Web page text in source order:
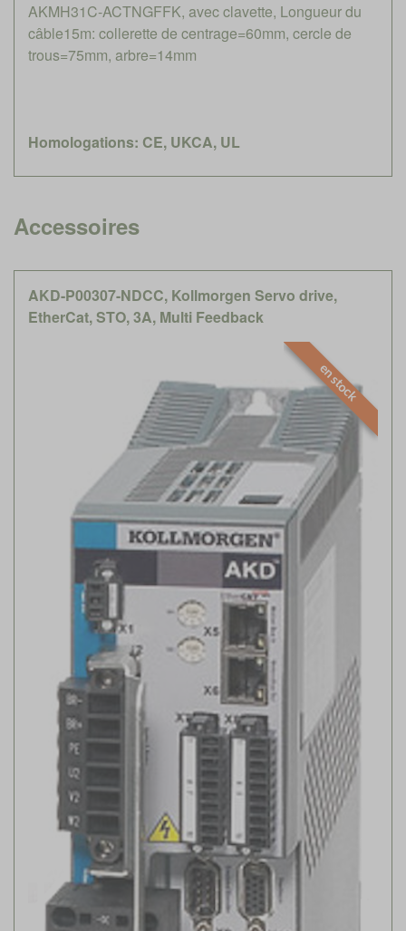
AKMH31C-ACTNGFFK, avec clavette, Longueur du
câble15m: collerette de centrage=60mm, cercle de
trous=75mm, arbre=14mm
Homologations: CE, UKCA, UL
Accessoires
AKD-P00307-NDCC, Kollmorgen Servo drive,
EtherCat, STO, 3A, Multi Feedback
en stock